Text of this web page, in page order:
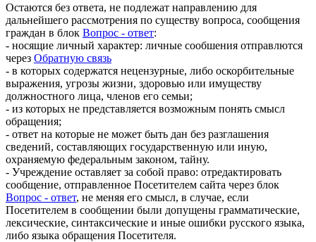
Остаются без ответа, не подлежат направлению для
дальнейшего рассмотрения по существу вопроса, сообщения
граждан в блок Вопрос - ответ:
- носящие личный характер: личные сообшения отправлются
через Обратную связь
- в которых содержатся нецензурные, либо оскорбительные
выражения, угрозы жизни, здоровью или имуществу
должностного лица, членов его семьи;
- из которых не представляется возможным понять смысл
обращения;
- ответ на которые не может быть дан без разглашения
сведений, составляющих государственную или иную,
охраняемую федеральным законом, тайну.
- Учреждение оставляет за собой право: отредактировать
сообщение, отправленное Посетителем сайта через блок
Вопрос - ответ, не меняя его смысл, в случае, если
Посетителем в сообщении были допущены грамматические,
лексические, синтаксические и иные ошибки русского языка,
либо языка обращения Посетителя.